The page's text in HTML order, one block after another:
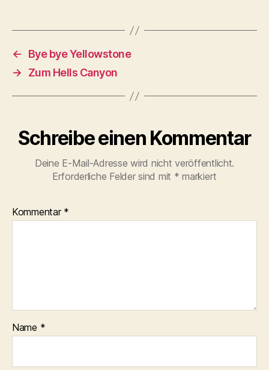
←
Bye bye Yellowstone
→
Zum Hells Canyon
Schreibe einen Kommentar
Deine E-Mail-Adresse wird nicht veröffentlicht.
Erforderliche Felder sind mit * markiert
Kommentar *
Name *